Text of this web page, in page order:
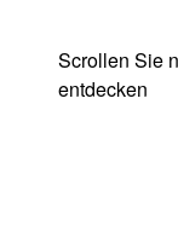
Scrollen Sie
entdecken